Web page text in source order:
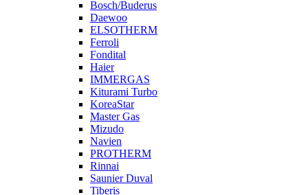
Bosch/Buderus
Daewoo
ELSOTHERM
Ferroli
Fondital
Haier
IMMERGAS
Kiturami Turbo
KoreaStar
Master Gas
Mizudo
Navien
PROTHERM
Rinnai
Saunier Duval
Tiberis